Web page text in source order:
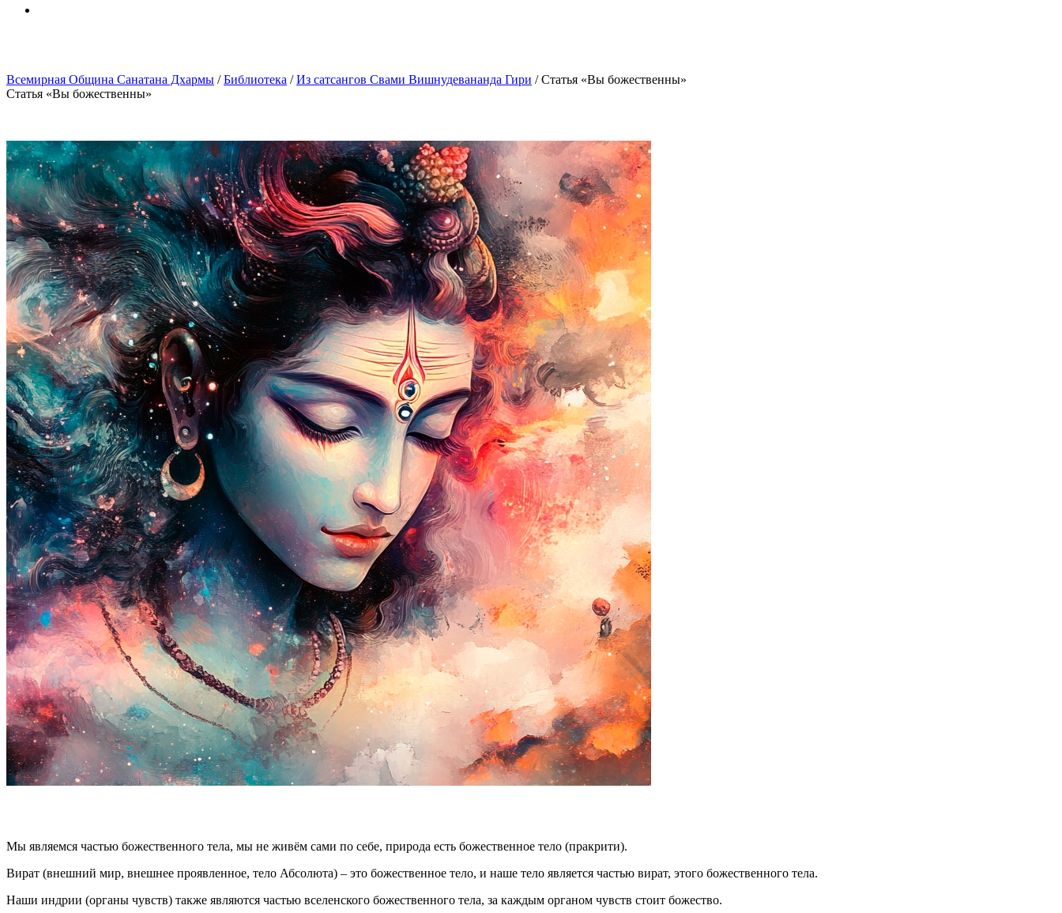
Всемирная Община Санатана Дхармы /Библиотека /Из сатсангов Свами Вишнудевананда Гири /Статья «Вы божественны»
Статья «Вы божественны»
Мы являемся частью божественного тела, мы не живём сами по себе, природа есть божественное тело (пракрити).
Вират (внешний мир, внешнее проявленное, тело Абсолюта) – это божественное тело, и наше тело является частью вират, этого божественного тела.
Наши индрии (органы чувств) также являются частью вселенского божественного тела, за каждым органом чувств стоит божество.